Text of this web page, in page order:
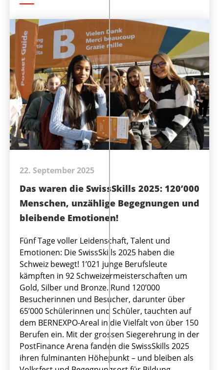
22. September 2025
Das waren die SwissSkills 2025: 120’000
Menschen, unzählige Begegnungen und
bleibende Emotionen!
Fünf Tage voller Leidenschaft, Talent und
Emotionen: Die SwissSkills 2025 haben die
Schweiz bewegt! 1’021 junge Berufsleute
kämpften in 92 Schweizermeisterschaften um
Gold, Silber und Bronze. Rund 120’000
Besucherinnen und Besucher, darunter über
65’000 Schülerinnen und Schüler, tauchten auf
dem BERNEXPO-Areal in die Vielfalt von über 150
Berufen ein. Mit der grossen Siegerehrung in der
PostFinance Arena fanden die SwissSkills 2025
ihren fulminanten Höhepunkt – und bleiben als